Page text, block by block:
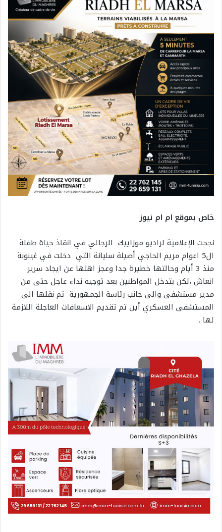
خاص بموقع ام ام نيوز
نجحت الإعلامية لراديو موزاييك الرجالي في انقاذ حياة طفلة
ال5 اعوام مريم الحاجي أصيلة سليانة التي دخلت في غيبوبة
منذ 3 أيام وحالتها خطيرة جدا وعجز اهلها عن ايجاد سرير
انعاش ،لكن بتدخل المواطنين بعد توجيه نداء عاجل حتى من
مدير مستشفى والى جانب رئاسة الجمهورية تم نقلها الى
المستشفى العسكري أين تم تقديم الاسعافات العاجلة اللازمة
لها .